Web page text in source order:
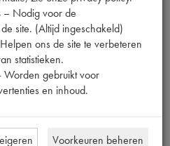
excl. btw)
– Nodig voor de
site. (Altijd ingeschakeld)
ons de site te verbeteren
statistieken.
Worden gebruikt voor
en inhoud.
Voorkeuren beheren